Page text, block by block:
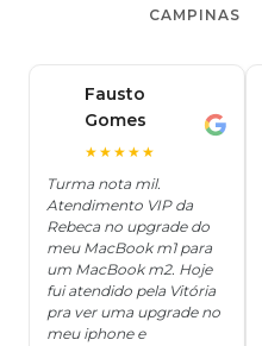
CAMPINAS
Fausto
Gomes
★★★★★
Turma nota mil.
Atendimento VIP da
Rebeca no upgrade do
meu MacBook m1 para
um MacBook m2. Hoje
fui atendido pela Vitória
pra ver uma upgrade no
meu iphone e